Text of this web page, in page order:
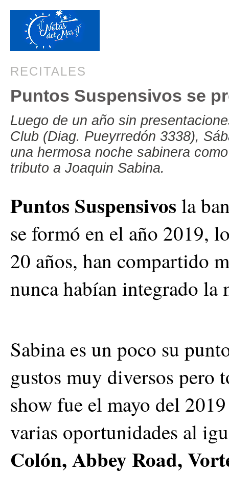
RECITALES
Puntos Suspensivos se
Luego de un año sin
Club (Diag. Pueyrredón 3338),
una hermosa noche sabinera
tributo a Joaquin Sabina.
Puntos Suspensivos la
se formó en el año 2019,
20 años, han compartido
nunca habían integrado la
Sabina es un poco su
gustos muy diversos pero
show fue el mayo del
varias oportunidades al
Colón, Abbey Road,